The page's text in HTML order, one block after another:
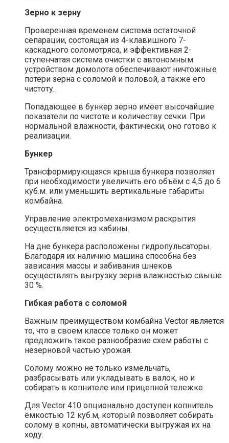
Зерно к зерну
Проверенная временем система остаточной
сепарации, состоящая из 4-клавишного 7-
каскадного соломотряса, и эффективная 2-
ступенчатая система очистки с автономным
устройством домолота обеспечивают ничтожные
потери зерна с соломой и половой, а также его
чистоту.
Попадающее в бункер зерно имеет высочайшие
показатели по чистоте и количеству сечки. При
нормальной влажности, фактически, оно готово к
реализации.
Бункер
Трансформирующаяся крыша бункера позволяет
при необходимости увеличить его объём с 4,5 до 6
куб.м. или уменьшить вертикальные габариты
комбайна.
Управление электромеханизмом раскрытия
осуществляется из кабины.
На дне бункера расположены гидропульсаторы.
Благодаря их наличию машина способна без
зависания массы и забивания шнеков
осуществлять выгрузку зерна влажностью свыше
30 %.
Гибкая работа с соломой
Важным преимуществом комбайна Vector является
то, что в своем классе только он может
предложить такое разнообразие схем работы с
незерновой частью урожая.
Солому можно не только измельчать,
разбрасывать или укладывать в валок, но и
собирать в копнителе или прицепной тележке.
Для Vector 410 опционально доступен копнитель
ёмкостью 12 куб.м, который позволяет собирать
солому в копны, автоматически выгружая их на
ходу.